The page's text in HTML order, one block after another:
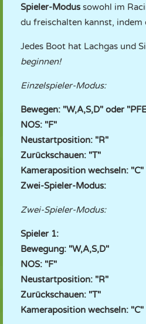
Spieler-Modussowohl im
du freischalten kannst, indem
Jedes Boot hat Lachgas und
beginnen!
Einzelspieler-Modus:
Bewegen: "W,A,S,D" oder
NOS: "F"
Neustartposition: "R"
Zurückschauen: "T"
Kameraposition wechseln: "C"
Zwei-Spieler-Modus:
Zwei-Spieler-Modus:
Spieler 1:
Bewegung: "W,A,S,D"
NOS: "F"
Neustartposition: "R"
Zurückschauen: "T"
Kameraposition wechseln: "C"